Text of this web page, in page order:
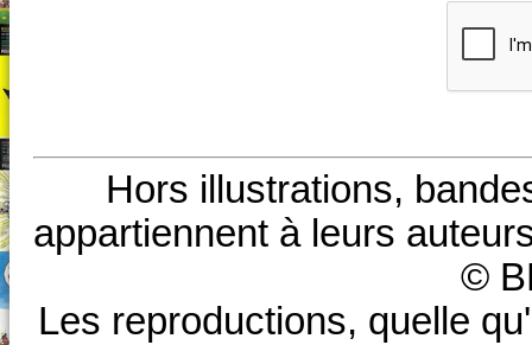
Hors illustrations,
appartiennent à leurs
©
Les reproductions, quelle